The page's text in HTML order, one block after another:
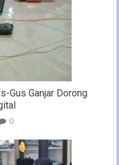
Gus Ganjar Dorong
0